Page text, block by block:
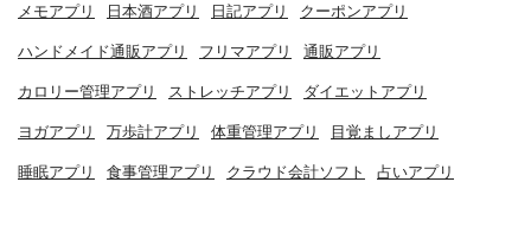
メモアプリ 日本酒アプリ 日記アプリ クーポンアプリ
ハンドメイド通販アプリ フリマアプリ 通販アプリ
カロリー管理アプリ ストレッチアプリ ダイエットアプリ
ヨガアプリ 万歩計アプリ 体重管理アプリ 目覚ましアプリ
睡眠アプリ 食事管理アプリ クラウド会計ソフト 占いアプリ